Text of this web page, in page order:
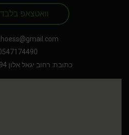
וואטצאפ
כתובת: רחוב יגאל אלון 94 תל אביב יפו